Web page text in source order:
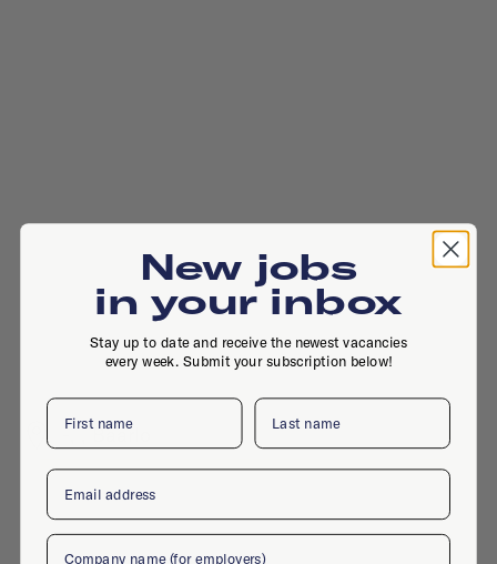
-, , Baarlo
New jobs
in your inbox
Stay up to date and receive the newest vacancies
every week. Submit your subscription below!
First name Last name
Email
Company